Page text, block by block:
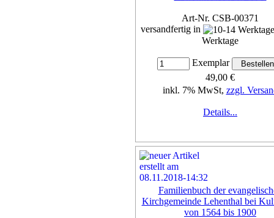
Art-Nr. CSB-00371
versandfertig in
Werktage
Exemplar
49,00 €
inkl. 7% MwSt, zzgl.
Details...
Familienbuch der
Kirchgemeinde Lehenthal bei
von 1564 bis 1900